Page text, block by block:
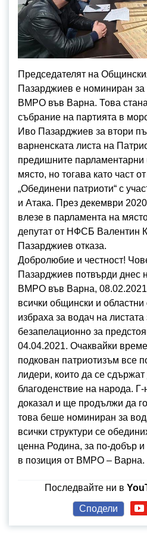
Председателят на
Пазарджиев е номиниран за
ВМРО във Варна. Това
събрание на партията в
Иво Пазарджиев за втори
варненската листа на
предишните парламентарни
място, но тогава като част
„Обединени патриоти“ с
и Атака. През декември
влезе в парламента на
депутат от НФСБ Валентин
Пазарджиев отказа.
Добролюбие и честност!
Пазарджиев потвърди днес
ВМРО във Варна,
всички общински и областни
избраха за водач на
безапелационно за
04.04.2021. Очаквайки
подкован патриотизъм все
лидери, които да се
благоденствие на народа.
доказал и ще продължи да
това беше номиниран за
всички структури се
ценна Родина, за по-добър и
в позиция от ВМРО – Варна.
Последвайте ни в
Сподели